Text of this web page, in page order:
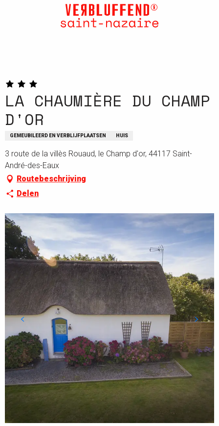
LA CHAUMIÈRE DU CHAMP
D'OR
GEMEUBILEERD EN VERBLIJFPLAATSEN HUIS
3 route de la villès Rouaud, le Champ d'or, 44117 Saint-
André-des-Eaux
Routebeschrijving
Delen